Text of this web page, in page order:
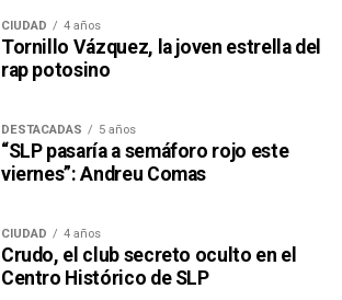
CIUDAD 4 años
Tornillo Vázquez, la joven estrella del
rap potosino
DESTACADAS 5 años
“SLP pasaría a semáforo rojo este
viernes”: Andreu Comas
CIUDAD 4 años
Crudo, el club secreto oculto en el
Centro Histórico de SLP